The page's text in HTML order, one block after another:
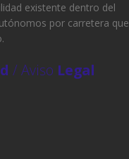
existente dentro del
por carretera que
/ Aviso Legal